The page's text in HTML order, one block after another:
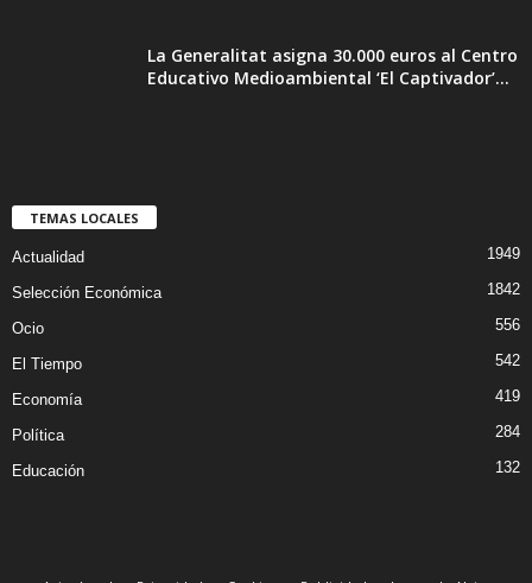
La Generalitat asigna 30.000 euros al Centro
Educativo Medioambiental ‘El Captivador’...
TEMAS LOCALES
Actualidad 1949
Selección Económica 1842
Ocio 556
El Tiempo 542
Economía 419
Política 284
Educación 132